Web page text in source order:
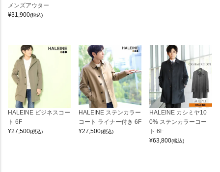
メンズアウター
¥31,900(税込)
HALEINE ビジネスコー
ト 6F
¥27,500(税込)
HALEINE ステンカラー
コート ライナー付き 6F
¥27,500(税込)
HALEINE カシミヤ10
0% ステンカラーコー
ト 6F
¥63,800(税込)